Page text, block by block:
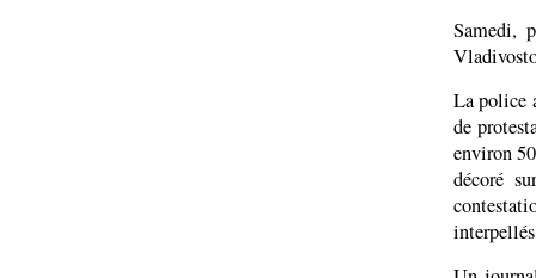
Samedi,
La police
de
environ
décoré